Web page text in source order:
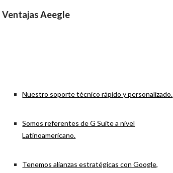
Ventajas Aeegle
Nuestro soporte técnico rápido y personalizado.
Somos referentes de G Suite a nivel
Latinoamericano.
Tenemos alianzas estratégicas con Google,